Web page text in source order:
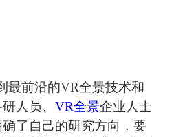
最前沿的VR全景技术和
人员、 VR全景企业人士
了自己的研究方向，要